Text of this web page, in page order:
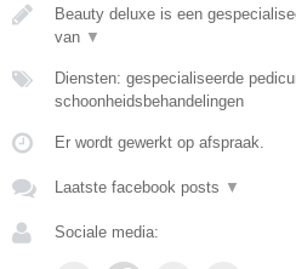
Beauty deluxe is een
van ▼
Diensten: gespecialiseerde
schoonheidsbehandelingen
Er wordt gewerkt op afspraak.
Laatste facebook posts ▼
Sociale media: